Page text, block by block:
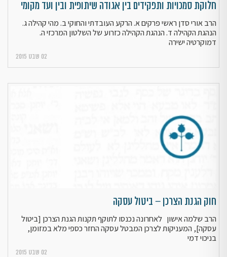
חלוקת סמכויות ותפקידים בין אגודה שיתופית ובין ועד מקומי
הרב אורי סדן ראשי פרקים א. הרקע העובדתי והחוקי ב. מהי קהילה ג.
הנהגת הקהילה ד. הנהגת הקהילה כזרוע של השלטון המרכזי ה.
דמוקרטיה ישירה
02 שבט 2015
חוק הגנת הצרכן – ביטול עסקה
הרב שלמה אישון לאחרונה נכנסו לתוקף תקנות הגנת הצרכן [ביטול
עסקה], המעניקות לצרכן המבטל עסקה החזר כספי מלא במזומן,
בניכוי דמי
02 שבט 2015